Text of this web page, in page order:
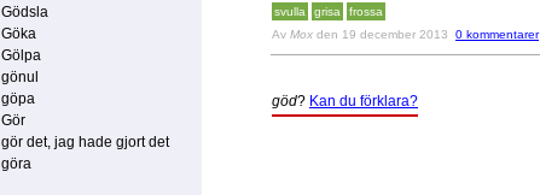
Gödsla
Göka
Gölpa
gönul
göpa
Gör
gör det, jag hade gjort det
göra
svulla grisa
frossa
Av Mox den 19 december 2013 0 kommentarer
göd? Kan du förklara?